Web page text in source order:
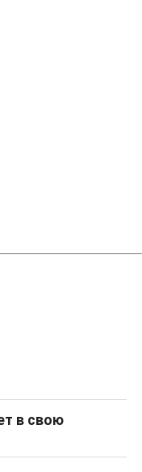
в свою